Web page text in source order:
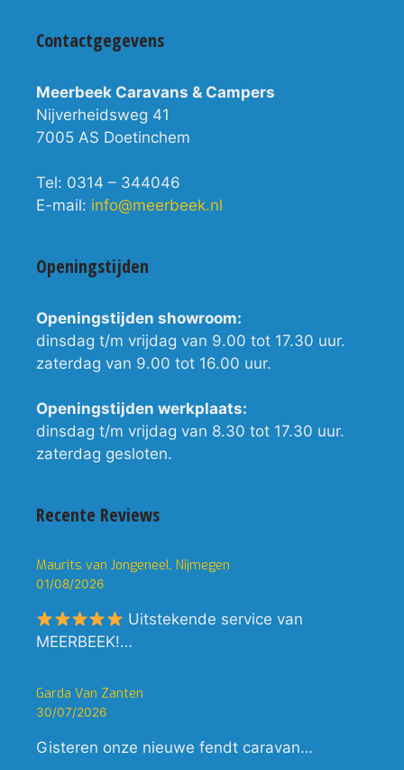
Contactgegevens
Meerbeek Caravans & Campers
Nijverheidsweg 41
7005 AS Doetinchem
Tel: 0314 – 344046
E-mail: info@meerbeek.nl
Openingstijden
Openingstijden showroom:
dinsdag t/m vrijdag van 9.00 tot 17.30 uur.
zaterdag van 9.00 tot 16.00 uur.
Openingstijden werkplaats:
dinsdag t/m vrijdag van 8.30 tot 17.30 uur.
zaterdag gesloten.
Recente Reviews
Maurits van Jongeneel, Nijmegen
01/08/2026
Uitstekende service van
MEERBEEK!…
Garda Van Zanten
30/07/2026
Gisteren onze nieuwe fendt caravan…